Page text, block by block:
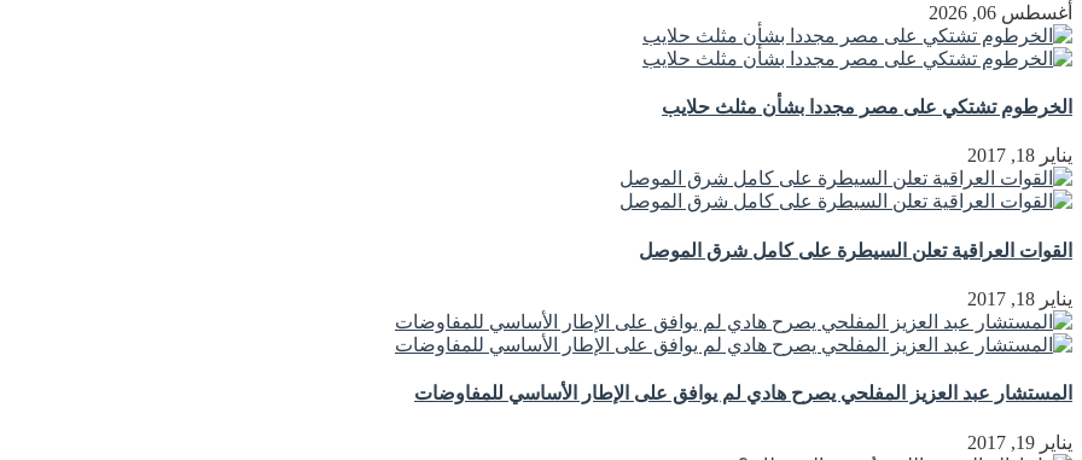
أغسطس 06, 2026
الخرطوم تشتكي على مصر مجددا بشأن مثلث حلايب
يناير 18, 2017
القوات العراقية تعلن السيطرة على كامل شرق الموصل
يناير 18, 2017
المستشار عبد العزيز المفلحي يصرح هادي لم يوافق على الإطار الأساسي للمفاوضات
يناير 19, 2017